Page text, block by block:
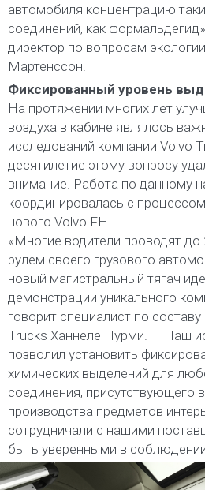
автомобиля концентрацию
соединений, как
директор по вопросам
Мартенссон.
Фиксированный уровень
На протяжении многих лет
воздуха в кабине являлось
исследований компании Volvo
десятилетие этому вопросу
внимание. Работа по данному
координировалась с
нового Volvo FH.
«Многие водители проводят до
рулем своего грузового
новый магистральный тягач
демонстрации уникального
говорит специалист по
Trucks Ханнеле Нурми. — Наш
позволил установить
химических выделений для
соединения, присутствующего
производства предметов
сотрудничали с нашими
быть уверенными в